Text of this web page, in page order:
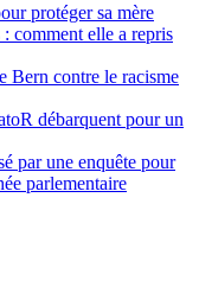
protéger sa mère
comment elle a repris
Bern contre le racisme
débarquent pour un
par une enquête pour
parlementaire